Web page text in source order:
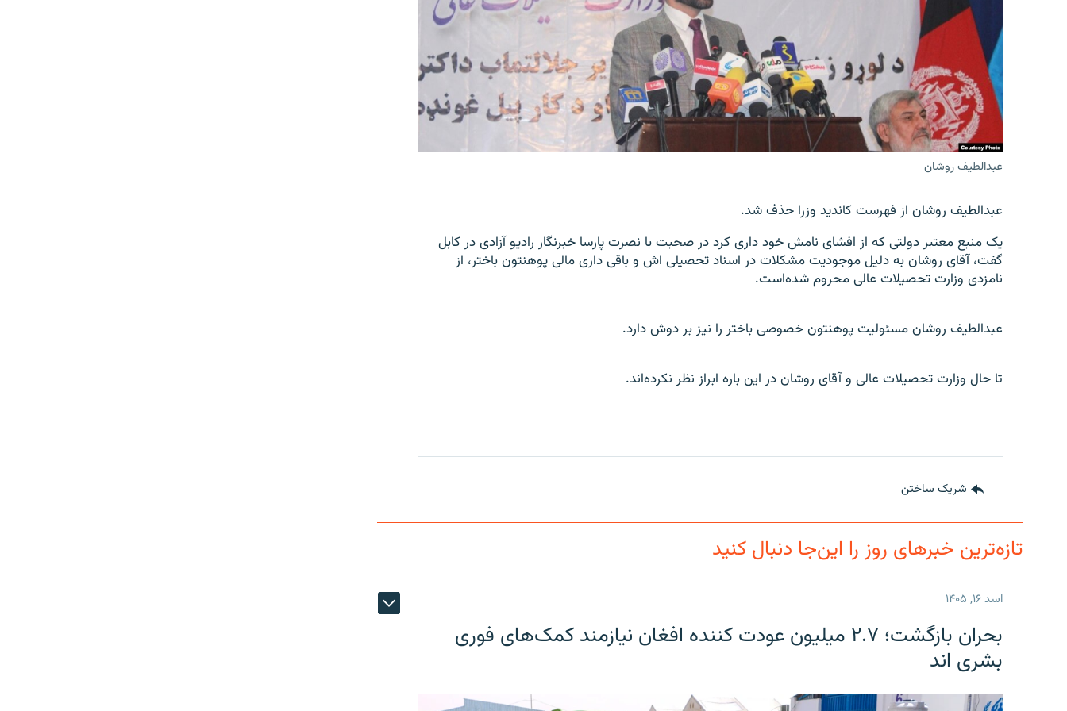
عبدالطیف روشان
عبدالطیف روشان از فهرست کاندید وزرا حذف شد.
یک منبع معتبر دولتی که از افشای نامش خود داری کرد در صحبت با نصرت پارسا خبرنگار رادیو آزادی در کابل
گفت، آقای روشان به دلیل موجودیت مشکلات در اسناد تحصیلی اش و باقی داری مالی پوهنتون باختر، از
نامزدی وزارت تحصیلات عالی محروم شده‌است.
عبدالطیف روشان مسئولیت پوهنتون خصوصی باختر را نیز بر دوش دارد.
تا حال وزارت تحصیلات عالی و آقای روشان در این باره ابراز نظر نکرده‌اند.
شریک ساختن
تازه‌ترین خبرهای روز را این‌جا دنبال کنید
اسد ۱۶, ۱۴۰۵
بحران بازگشت؛ ۲.۷ میلیون عودت کننده افغان نیازمند کمک‌های فوری
بشری اند